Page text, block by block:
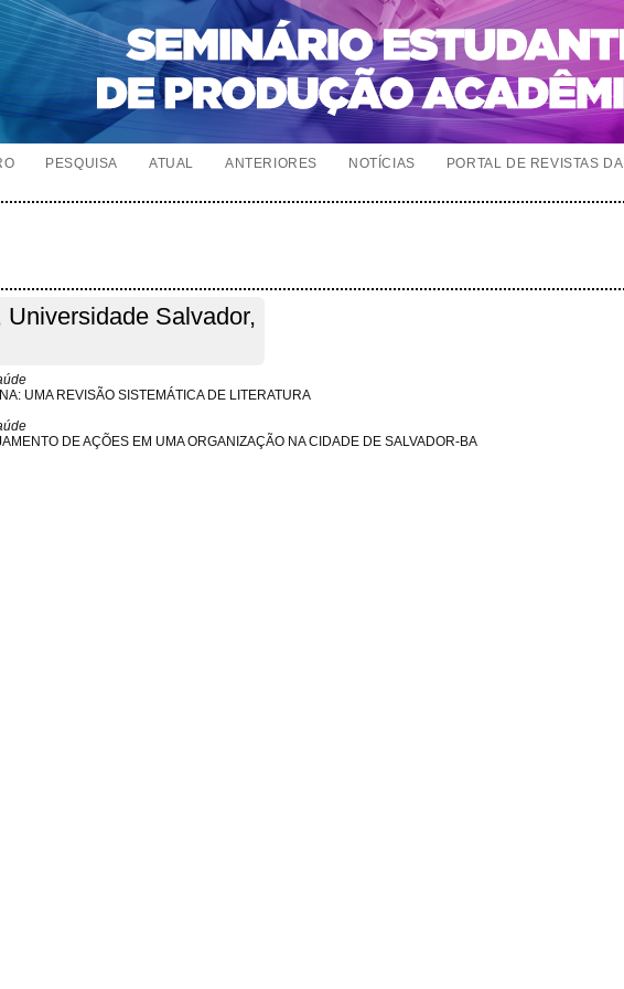
PESQUISA ATUAL ANTERIORES NOTÍCIAS
PORTAL DE REVISTAS DA
Salvador,
UMA REVISÃO SISTEMÁTICA DE LITERATURA
DE AÇÕES EM UMA ORGANIZAÇÃO NA CIDADE DE SALVADOR-BA